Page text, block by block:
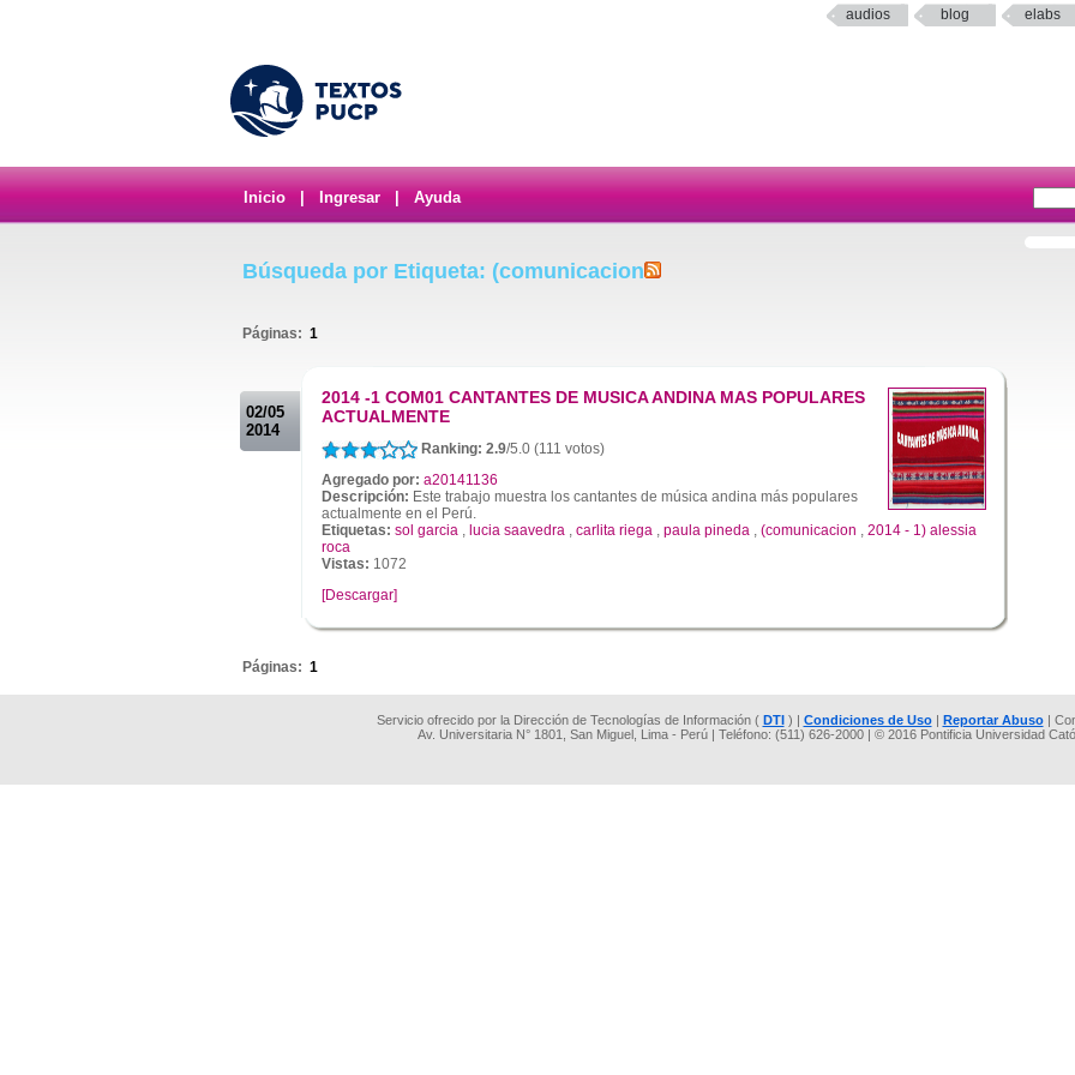
audios blog elabs
Inicio Ingresar Ayuda
Búsqueda por Etiqueta: (comunicacion
Páginas: 1
02/05
2014
2014 -1 COM01 CANTANTES DE MUSICA ANDINA MAS POPULARES
ACTUALMENTE
Ranking: 2.9/5.0 (111 votos)
Agregado por: a20141136
Descripción: Este trabajo muestra los cantantes de música andina más populares
actualmente en el Perú.
Etiquetas: sol garcia , lucia saavedra , carlita riega , paula pineda , (comunicacion , 2014 - 1) alessia
roca
Vistas: 1072
[Descargar]
Páginas: 1
Servicio ofrecido por la Dirección de Tecnologías de Información ( DTI) | Condiciones de Uso| Reportar Abuso|
Av. Universitaria N° 1801, San Miguel, Lima - Perú | Teléfono: (511) 626-2000 | © 2016 Pontificia Universidad